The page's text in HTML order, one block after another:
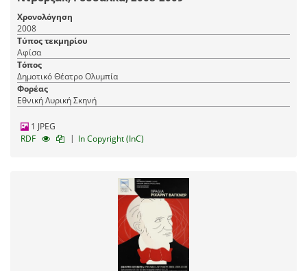
Χρονολόγηση
2008
Τύπος τεκμηρίου
Αφίσα
Τόπος
Δημοτικό Θέατρο Ολυμπία
Φορέας
Εθνική Λυρική Σκηνή
1 JPEG
RDF
| In Copyright (InC)